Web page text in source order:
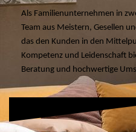
Als Familienunternehmen in
Team aus Meistern, Gesellen
das den Kunden in den
Kompetenz und Leidenschaft
Beratung und hochwertige